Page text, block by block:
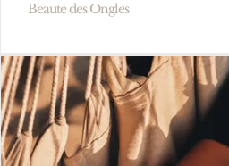
Beauté des Ongles